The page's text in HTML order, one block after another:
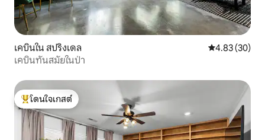
เคบินใน สปริงเดล คะแนนเฉลี่ย
4.83 (30)
เคบินทันสมัยในป่า
โดนใจเกสต์ที่สุด
โดนใจเกสต์